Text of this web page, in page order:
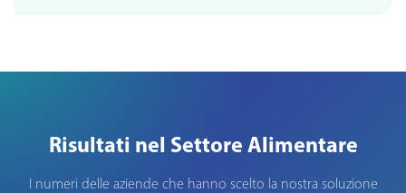
Risultati nel Settore Alimentare
I numeri delle aziende che hanno scelto la nostra soluzione